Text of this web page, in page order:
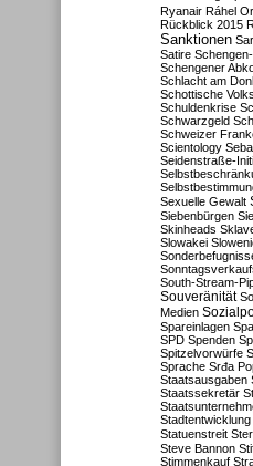
Ryanair Ráhel
Rückblick 2015
Sanktionen
Satire
Schengener
Schlacht am
Schottische
Schuldenkrise
Schwarzgeld
Schweizer
Scientology
Seidenstraße-
Sexuelle Gewalt
Siebenbürgen
Skinheads
Slowakei
South-Stream-
Souveränität
Medien
Spareinlagen
SPD Spenden
Spitzelvorwürfe
Sprache Srđa
Staatsausgaben
Staatssekretär
Stadtentwicklung
Statuenstreit
Steve Bannon
Stimmenkauf